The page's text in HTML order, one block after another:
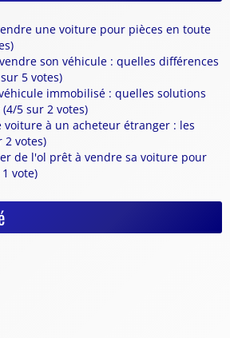
une voiture pour pièces en toute
son véhicule : quelles différences
5 votes)
immobilisé : quelles solutions
5 sur 2 votes)
voiture à un acheteur étranger : les
2 votes)
de l'ol prêt à vendre sa voiture pour
vote)